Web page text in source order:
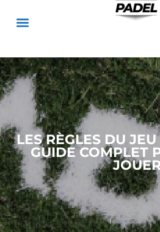
LES RÈGLES DU
GUIDE COMPLET
JOUER